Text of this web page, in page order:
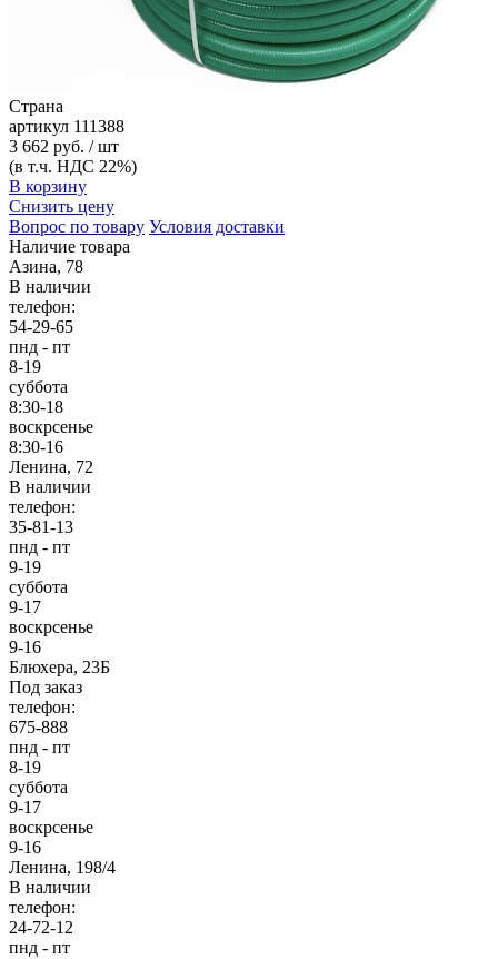
Страна
артикул 111388
3 662 руб. / шт
(в т.ч. НДС 22%)
В корзину
Снизить цену
Вопрос по товару Условия доставки
Наличие товара
Азина, 78
В наличии
телефон:
54-29-65
пнд - пт
8-19
суббота
8:30-18
воскрсенье
8:30-16
Ленина, 72
В наличии
телефон:
35-81-13
пнд - пт
9-19
суббота
9-17
воскрсенье
9-16
Блюхера, 23Б
Под заказ
телефон:
675-888
пнд - пт
8-19
суббота
9-17
воскрсенье
9-16
Ленина, 198/4
В наличии
телефон:
24-72-12
пнд - пт